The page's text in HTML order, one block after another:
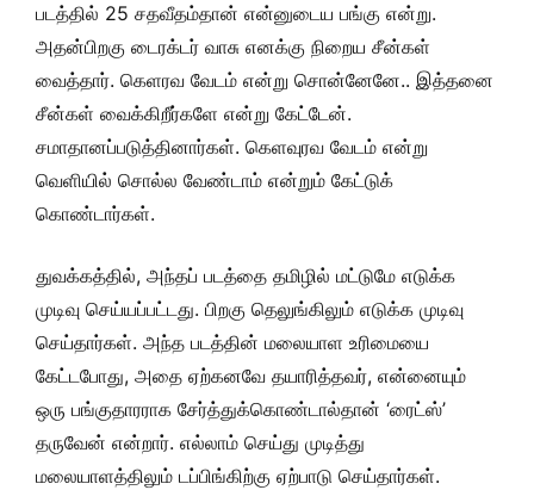
படத்தில் 25 சதவீதம்தான் என்னுடைய பங்கு என்று.
அதன்பிறகு டைரக்டர் வாசு எனக்கு நிறைய சீன்கள்
வைத்தார். கெளரவ வேடம் என்று சொன்னேனே.. இத்தனை
சீன்கள் வைக்கிறீர்களே என்று கேட்டேன்.
சமாதானப்படுத்தினார்கள். கெளவுரவ வேடம் என்று
வெளியில் சொல்ல வேண்டாம் என்றும் கேட்டுக்
கொண்டார்கள்.
துவக்கத்தில், அந்தப் படத்தை தமிழில் மட்டுமே எடுக்க
முடிவு செய்யப்பட்டது. பிறகு தெலுங்கிலும் எடுக்க முடிவு
செய்தார்கள். அந்த படத்தின் மலையாள உரிமையை
கேட்டபோது, அதை ஏற்கனவே தயாரித்தவர், என்னையும்
ஒரு பங்குதாரராக சேர்த்துக்கொண்டால்தான் ‘ரைட்ஸ்’
தருவேன் என்றார். எல்லாம் செய்து முடித்து
மலையாளத்திலும் டப்பிங்கிற்கு ஏற்பாடு செய்தார்கள்.